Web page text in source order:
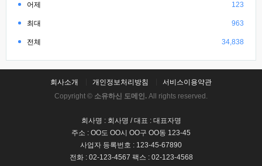
어제 123
최대 963
전체 34,838
회사소개 개인정보처리방침
서비스이용약관
Copyright © 소유하신 도메인. All rights reserved.
회사명 : 회사명 / 대표 : 대표자명
주소 : OO도 OO시 OO구 OO동 123-45
사업자 등록번호 : 123-45-67890
전화 : 02-123-4567 팩스 : 02-123-4568